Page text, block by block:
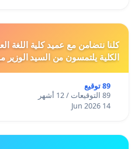
كلنا نتضامن مع عميد كلية اللغة
الكلية يلتمسون من السيد الوزير
89 توقيع
89 التوقيعات / 12 أشهر
14 Jun 2026